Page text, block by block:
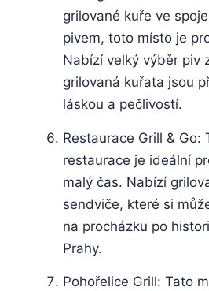
grilované kuře ve
pivem, toto místo je
Nabízí velký výběr piv
‍grilovaná‍ kuřata ​jsou
⁤láskou a pečlivostí.
Restaurace Grill ‌& Go:
restaurace je ideální
malý ‍čas. Nabízí⁤
sendviče, které‌ si
na procházku po
Prahy.
Pohořelice​ Grill: Tato